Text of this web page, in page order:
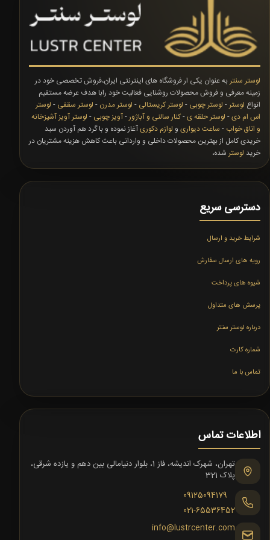
لوستر سنتر به عنوان یکی ار فروشگاه های اینترنتی ایران،فروش تخصصی خود در
زمینه معرفی و فروش محصولات روشنایی فعالیت خود رابا هدف عرضه مستقیم
انواع لوستر - لوستر چوبی - لوستر کریستالی - لوستر مدرن - لوستر سقفی - لوستر
اس ام دی- لوستر حلقه ی-کنار سالنی و آباژور-آویز چوبی - لوستر آویز آشپزخانه
و اتاق خواب - ساعت دیواری و لوازم دکوریآغاز نموده و با گرد هم آوردن سبد
خریدی کامل از بهترین محصولات داخلی و وارداتی باعث کاهش هزینه مشتریان در
خرید لوستر شده،
دسترسی سریع
شرایط خرید و ارسال
رویه های ارسال سفارش
شیوه های پرداخت
پرسش های متداول
درباره لوستر سنتر
شماره کارت
تماس با ما
اطلاعات تماس
تهران، شهرک اندیشه، فاز 1، بلوار دنیامالی بین دهم و یازده شرقی،
پلاک 321
09125094179
021-65536452
info@lustrcenter.com